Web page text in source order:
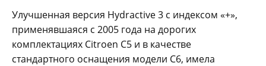
Улучшенная версия Hydractive 3 с индексом «+»,
применявшаяся с 2005 года на дорогих
комплектациях Citroen C5 и в качестве
стандартного оснащения модели С6, имела